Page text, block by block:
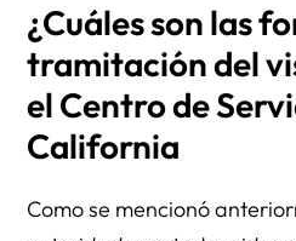
¿Cuáles son las
tramitación del
el Centro de
California
Como se mencionó